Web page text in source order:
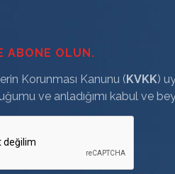
ABONE OLUN.
Korunması Kanunu (KVKK)
ve anladığımı kabul ve